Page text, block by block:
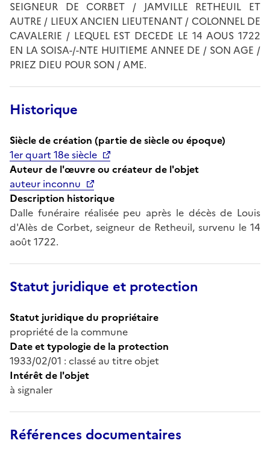
SEIGNEUR DE CORBET / JAMVILLE RETHEUIL ET
AUTRE / LIEUX ANCIEN LIEUTENANT / COLONNEL DE
CAVALERIE / LEQUEL EST DECEDE LE 14 AOUS 1722
EN LA SOISA-/-NTE HUITIEME ANNEE DE / SON AGE /
PRIEZ DIEU POUR SON / AME.
Historique
Siècle de création (partie de siècle ou époque)
1er quart 18e siècle
Auteur de l'œuvre ou créateur de l'objet
auteur inconnu
Description historique
Dalle funéraire réalisée peu après le décès de Louis
d'Alès de Corbet, seigneur de Retheuil, survenu le 14
août 1722.
Statut juridique et protection
Statut juridique du propriétaire
propriété de la commune
Date et typologie de la protection
1933/02/01 : classé au titre objet
Intérêt de l'objet
à signaler
Références documentaires